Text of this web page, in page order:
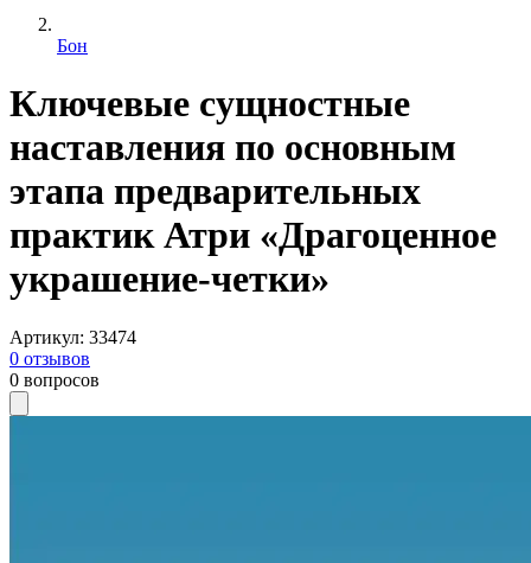
Бон
Ключевые сущностные
наставления по основным
этапа предварительных
практик Атри «Драгоценное
украшение-четки»
Артикул: 33474
0 отзывов
0 вопросов